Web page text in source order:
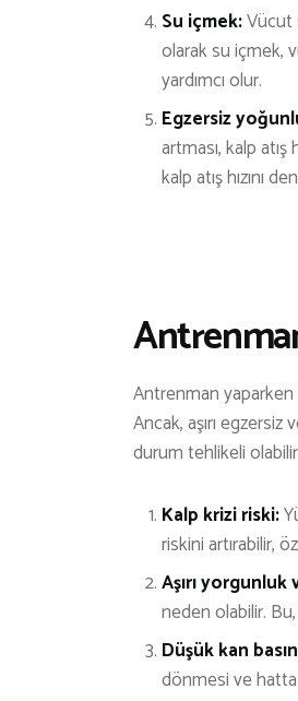
Su içmek:Vücut
olarak su içmek,
yardımcı olur.
Egzersiz
artması, kalp
kalp atış hızını
Antrenman yaparken
Ancak, aşırı egzersiz
durum tehlikeli
Kalp krizi riski:
riskini artırabilir,
Aşırı yorgunluk
neden olabilir.
Düşük kan
dönmesi ve